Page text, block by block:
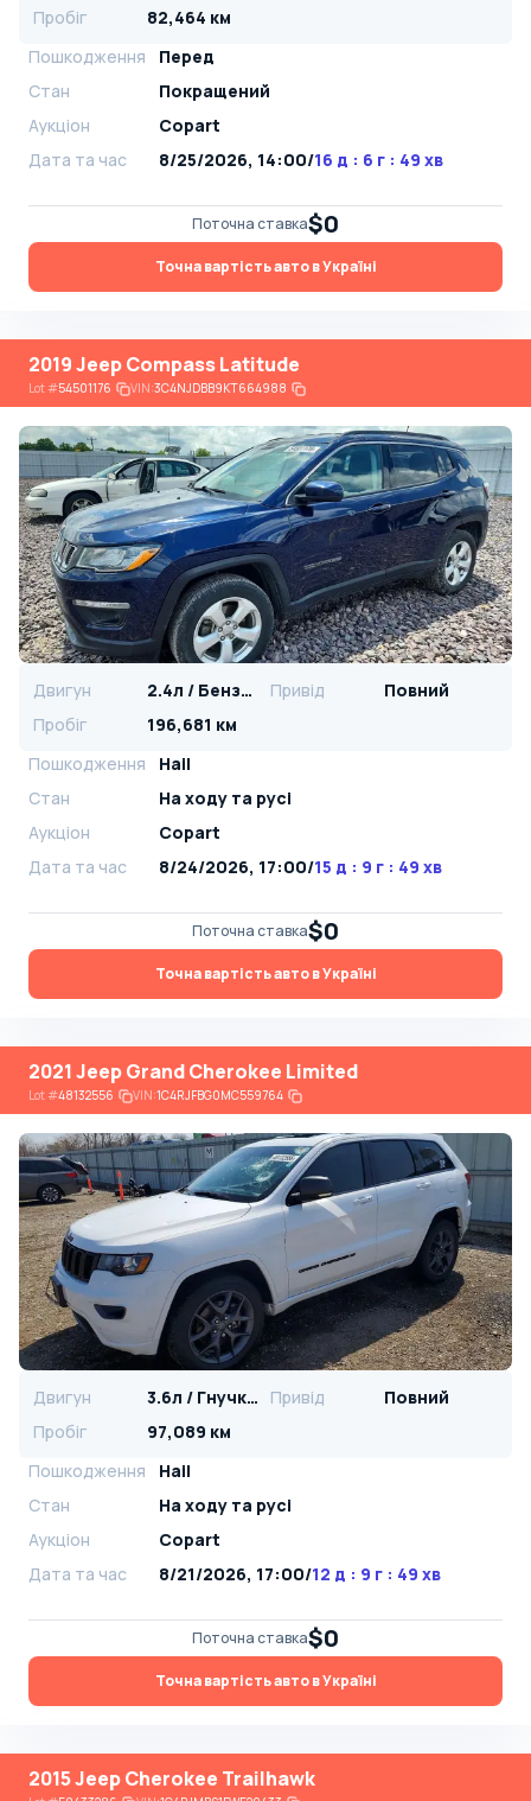
Пробіг
82,464 км
Пошкодження
Перед
Стан
Покращений
Аукціон
Copart
Дата та час
8/25/2026, 14:00/16 д : 6 г : 49 хв
Поточна ставка$0
Точна вартість авто в Україні
2019 Jeep Compass Latitude
Lot#54501176 VIN:3C4NJDBB9KT664988
Двигун 2.4л / Бензин Привід
Повний
Пробіг
196,681 км
Пошкодження
Hail
Стан
На ​​ходу та русі
Аукціон
Copart
Дата та час
8/24/2026, 17:00/15 д : 9 г : 49 хв
Поточна ставка$0
Точна вартість авто в Україні
2021 Jeep Grand Cherokee Limited
Lot#48132556 VIN:1C4RJFBG0MC559764
Двигун 3.6л / Гнучке паливо Привід
Повний
Пробіг
97,089 км
Пошкодження
Hail
Стан
На ​​ходу та русі
Аукціон
Copart
Дата та час
8/21/2026, 17:00/12 д : 9 г : 49 хв
Поточна ставка$0
Точна вартість авто в Україні
2015 Jeep Cherokee Trailhawk